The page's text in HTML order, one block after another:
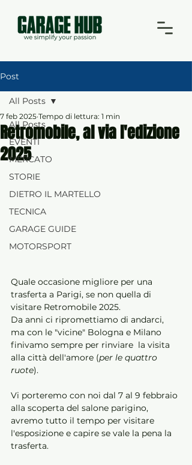
Post
All Posts
EVENTI
MERCATO
STORIE
DIETRO IL MARTELLO
TECNICA
GARAGE GUIDE
MOTORSPORT
All Posts
Retromobile, al via l'edizione
2025
7 feb 2025 Tempo di lettura: 1 min
Quale occasione migliore per una
trasferta a Parigi, se non quella di
visitare Retromobile 2025.
Da anni ci ripromettiamo di andarci,
ma con le "vicine" Bologna e Milano
finivamo sempre per rinviare  la visita
alla città dell'amore (per le quattro
ruote).
Vi porteremo con noi dal 7 al 9 febbraio
alla scoperta del salone parigino,
avremo tutto il tempo per visitare
l'esposizione e capire se vale la pena la
trasferta.